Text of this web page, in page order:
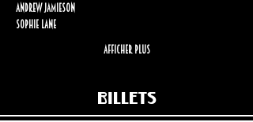
Andrew Jamieson
Sophie Lane
Afficher plus
Billets